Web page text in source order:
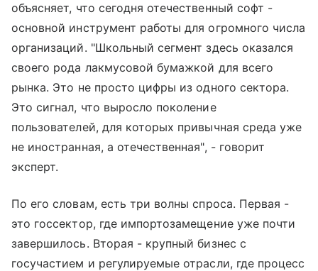
объясняет, что сегодня отечественный софт -
основной инструмент работы для огромного числа
организаций. "Школьный сегмент здесь оказался
своего рода лакмусовой бумажкой для всего
рынка. Это не просто цифры из одного сектора.
Это сигнал, что выросло поколение
пользователей, для которых привычная среда уже
не иностранная, а отечественная", - говорит
эксперт.
По его словам, есть три волны спроса. Первая -
это госсектор, где импортозамещение уже почти
завершилось. Вторая - крупный бизнес с
госучастием и регулируемые отрасли, где процесс